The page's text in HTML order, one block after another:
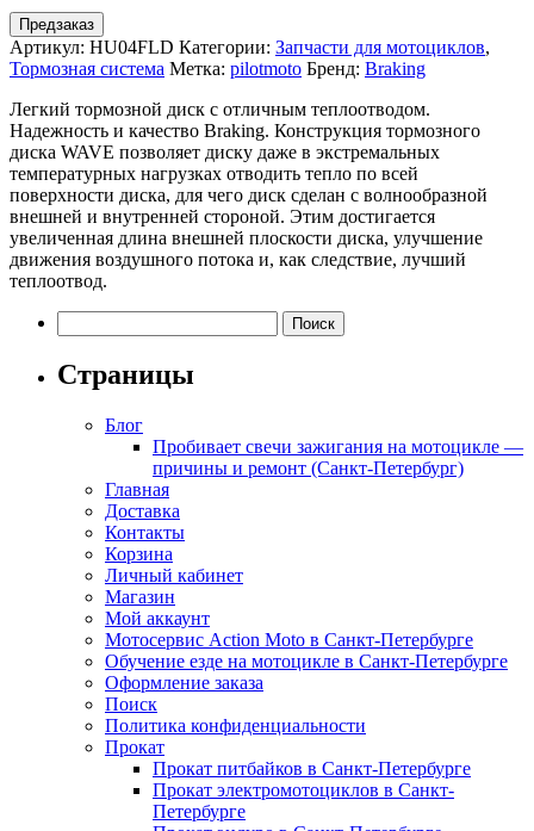
Предзаказ
Артикул: HU04FLD Категории: Запчасти для мотоциклов,
Тормозная система Метка: pilotmoto Бренд: Braking
Легкий тормозной диск с отличным теплоотводом.
Надежность и качество Braking. Конструкция тормозного
диска WAVE позволяет диску даже в экстремальных
температурных нагрузках отводить тепло по всей
поверхности диска, для чего диск сделан с волнообразной
внешней и внутренней стороной. Этим достигается
увеличенная длина внешней плоскости диска, улучшение
движения воздушного потока и, как следствие, лучший
теплоотвод.
Страницы
Блог
Пробивает свечи зажигания на мотоцикле —
причины и ремонт (Санкт-Петербург)
Главная
Доставка
Контакты
Корзина
Личный кабинет
Магазин
Мой аккаунт
Мотосервис Action Moto в Санкт-Петербурге
Обучение езде на мотоцикле в Санкт-Петербурге
Оформление заказа
Поиск
Политика конфиденциальности
Прокат
Прокат питбайков в Санкт-Петербурге
Прокат электромотоциклов в Санкт-
Петербурге